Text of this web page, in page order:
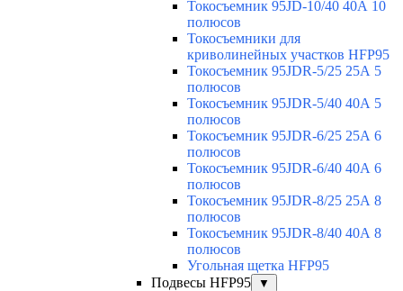
Токосъемник 95JD-10/40 40А 10
полюсов
Токосъемники для
криволинейных участков HFP95
Токосъемник 95JDR-5/25 25А 5
полюсов
Токосъемник 95JDR-5/40 40А 5
полюсов
Токосъемник 95JDR-6/25 25А 6
полюсов
Токосъемник 95JDR-6/40 40А 6
полюсов
Токосъемник 95JDR-8/25 25А 8
полюсов
Токосъемник 95JDR-8/40 40А 8
полюсов
Угольная щетка HFP95
Подвесы HFP95
▼